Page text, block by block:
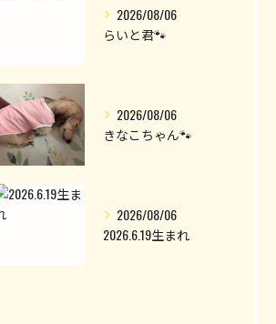
2026/08/06
らいと君🐾
2026/08/06
きなこちゃん🐾
2026/08/06
2026.6.19生まれ